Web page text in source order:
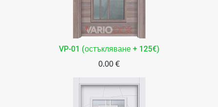
VP-01 (остъкляване + 125€)
0.00 €